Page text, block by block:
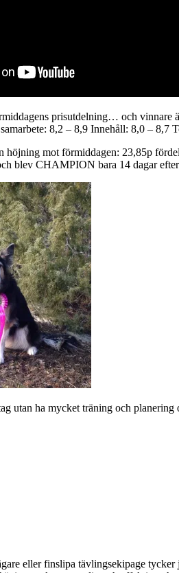
prisutdelning… och
8,2 – 8,9 Innehåll: 8,0 –
höjning mot förmiddagen: 23,85p
blev CHAMPION bara 14 dagar
utan ha mycket träning och
eller finslipa tävlingsekipage